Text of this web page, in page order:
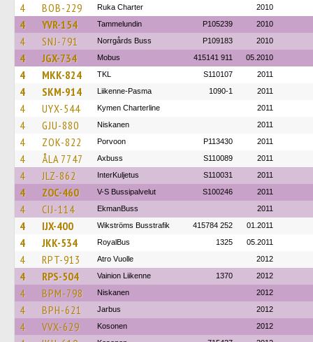
4 BOB-229 Ruka Charter 2010
4 YVR-154 Tammelundin P105239 2010
4 SNJ-791 Norrgårds Buss P109183 2010
4 JGX-734 Mobus 415141 911 05.2010
4 MKK-824 TKL S110107 2011
4 SKM-914 Liikenne-Pasma 1090-1 2011
4 UYX-544 Kymen Charterline 2011
4 GJU-880 Niskanen 2011
4 ZOK-822 Porvoon P113430 2011
4 ÅLA 7747 Axbuss S110089 2011
4 JLZ-862 InterKuljetus S110031 2011
4 ZOC-460 V-S Bussipalvelut S100246 2011
4 CIJ-114 EkmanBuss 2011
4 IJX-400 Wikströms Busstrafik 415784 252 01.2011
4 JKK-534 RoyalBus 1325 05.2011
4 RPT-913 Atro Vuolle 2012
4 RPS-504 Vainion Liikenne 1370 2012
4 BPM-798 Niskanen 2012
4 BPH-621 Jarbus 2012
4 VVX-629 Kosonen 2012